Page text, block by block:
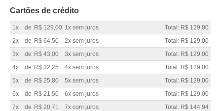
Cartões de crédito
1x de R$ 129,00 1x sem juros
Total: R$ 129,00
2x
de R$ 64,50 2x sem juros
Total: R$ 129,00
3x
de R$ 43,00 3x sem juros
Total: R$ 129,00
4x
de R$ 32,25 4x sem juros
Total: R$ 129,00
5x
de R$ 25,80 5x sem juros
Total: R$ 129,00
6x
de R$ 21,50 6x sem juros
Total: R$ 129,00
7x
de R$ 20,71 7x com juros
Total: R$ 144,94